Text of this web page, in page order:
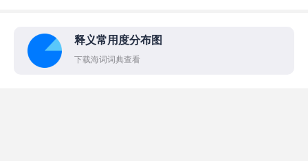
释义常用度分布图
下载海词词典查看